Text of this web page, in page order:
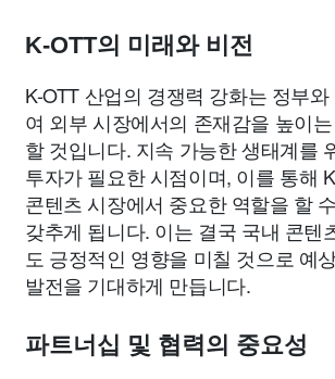
K-OTT의 미래와 비전
K-OTT 산업의 경쟁력 강화는 정부
여 외부 시장에서의 존재감을 높이
할 것입니다. 지속 가능한 생태계를
투자가 필요한 시점이며, 이를 통해
콘텐츠 시장에서 중요한 역할을 할
갖추게 됩니다. 이는 결국 국내 콘텐
도 긍정적인 영향을 미칠 것으로 예
발전을 기대하게 만듭니다.
파트너십 및 협력의 중요성